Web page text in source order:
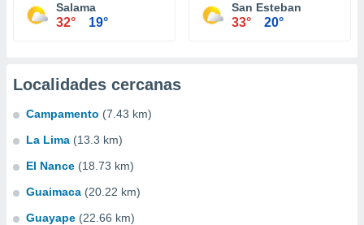
Salama
32° 19°
San Esteban
33° 20°
Localidades cercanas
Campamento (7.43 km)
La Lima (13.3 km)
El Nance (18.73 km)
Guaimaca (20.22 km)
Guayape (22.66 km)